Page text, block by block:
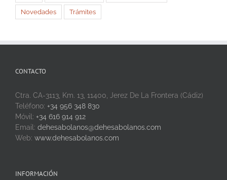
Novedades Trámites
CONTACTO
Ctra. CA-3113, Km. 13, 11400, Jerez De La Frontera (Cádiz)
Teléfono: +34 956 348 830
Móvil: +34 616 914 912
Email: dehesabolanos@dehesabolanos.com
Web: www.dehesabolanos.com
INFORMACIÓN